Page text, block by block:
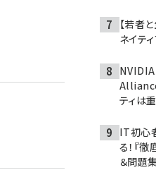
【若者
ネイテ
Alliance
ティは
IT初心
る！『
＆問題